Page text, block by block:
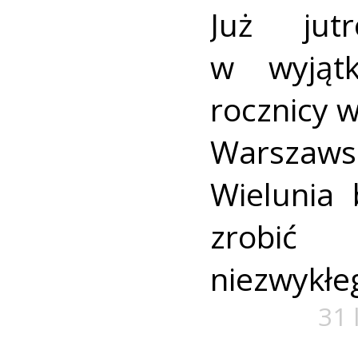
Już
w
rocznicy
Wielunia
zrobić
31